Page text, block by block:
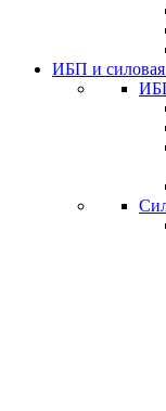
ИБП и силовая